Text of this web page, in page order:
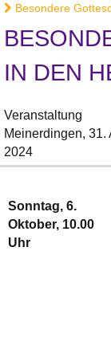
Besondere
IN DEN
Veranstaltung
Meinerdingen, 31.
2024
Sonntag, 6.
Oktober, 10.00
Uhr